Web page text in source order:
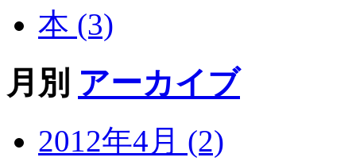
本 (3)
月別 アーカイブ
2012年4月 (2)